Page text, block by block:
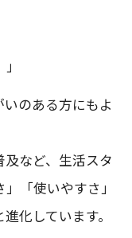
のある方にもよ
など、生活スタ
「使いやすさ」
化しています。